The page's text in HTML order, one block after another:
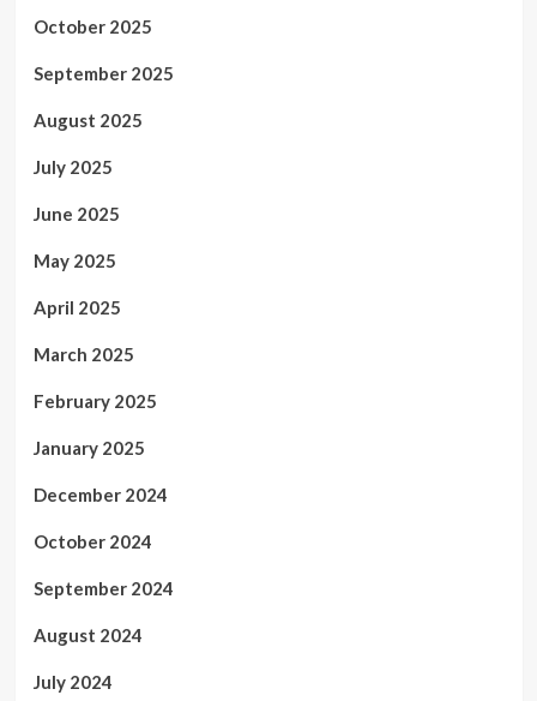
October 2025
September 2025
August 2025
July 2025
June 2025
May 2025
April 2025
March 2025
February 2025
January 2025
December 2024
October 2024
September 2024
August 2024
July 2024